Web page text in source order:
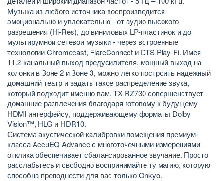
Музыка из любого источника воспроизводится
эмоционально и увлекательно - от аудио высокого
разрешения (Hi-Res), до виниловых LP-пластинок и до
мультирумной сетевой музыки - через встроенные
технологии Chromecast, FlareConnect и DTS Play-Fi. Имея
11.2-канальный выход предусилителя, мощный выход на
колонки в Зоне 2 и Зоне 3, можно легко построить надежный
домашний театр и задать такое распределение звука,
который подходит именно вам. TX-RZ730 совершенствует
домашние развлечения благодаря готовому к будущему
HDMI интерфейсу, поддерживающему форматы Dolby
Vision™, HLG и HDR10.
Система акустической калибровки помещения премиум-
класса AccuEQ Advance с многоточечными измерениями
отклика обеспечивает сбалансированное звучание. Просто
расслабьтесь и свободно воспринимайте ту магию, которую
способна преподнести для вас только Onkyo.